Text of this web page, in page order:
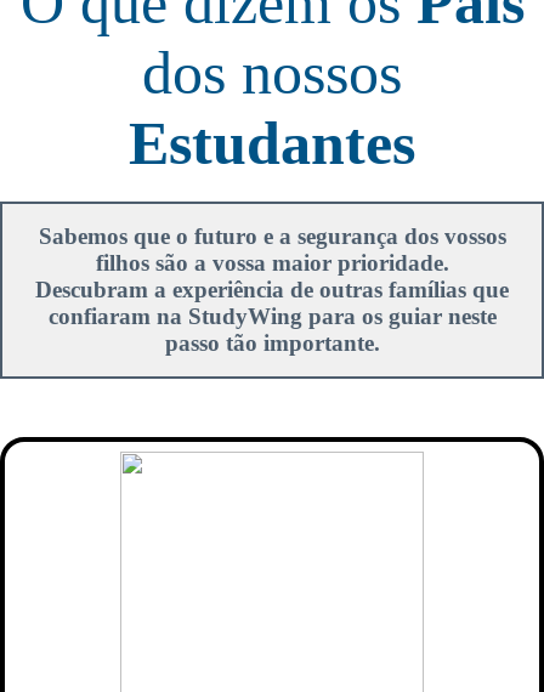
dos nossos
Estudantes
Sabemos que o futuro e a segurança dos vossos
filhos são a vossa maior prioridade.
Descubram a experiência de outras famílias que
confiaram na StudyWing para os guiar neste
passo tão importante.